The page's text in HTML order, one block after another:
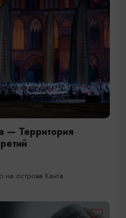
— Территория
острове Канта